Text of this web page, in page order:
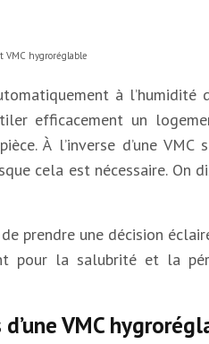
hygroréglable
à
efficacement un
À l’inverse d’une
cela est nécessaire. On
prendre une décision
pour la salubrité et la
VMC